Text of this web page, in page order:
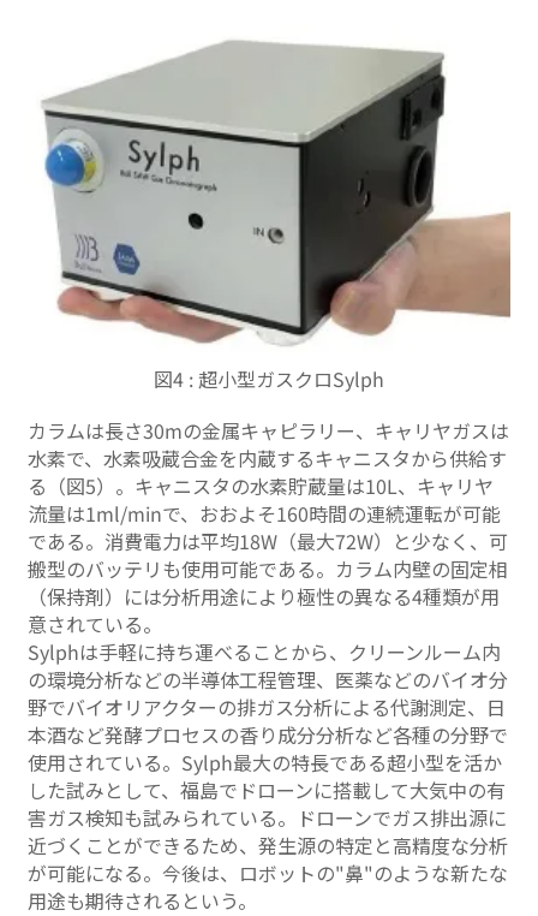
図4 : 超小型ガスクロSylph
カラムは長さ30mの金属キャピラリー、キャリヤガスは
水素で、水素吸蔵合金を内蔵するキャニスタから供給す
る（図5）。キャニスタの水素貯蔵量は10L、キャリヤ
流量は1ml/minで、おおよそ160時間の連続運転が可能
である。消費電力は平均18W（最大72W）と少なく、可
搬型のバッテリも使用可能である。カラム内壁の固定相
（保持剤）には分析用途により極性の異なる4種類が用
意されている。
Sylphは手軽に持ち運べることから、クリーンルーム内
の環境分析などの半導体工程管理、医薬などのバイオ分
野でバイオリアクターの排ガス分析による代謝測定、日
本酒など発酵プロセスの香り成分分析など各種の分野で
使用されている。Sylph最大の特長である超小型を活か
した試みとして、福島でドローンに搭載して大気中の有
害ガス検知も試みられている。ドローンでガス排出源に
近づくことができるため、発生源の特定と高精度な分析
が可能になる。今後は、ロボットの"鼻"のような新たな
用途も期待されるという。